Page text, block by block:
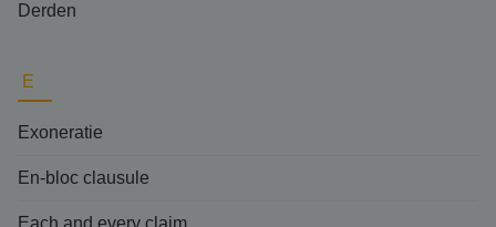
Derden
E
Exoneratie
En-bloc clausule
Each and every claim